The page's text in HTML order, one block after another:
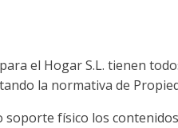
el Hogar S.L. tienen
la normativa de
físico los